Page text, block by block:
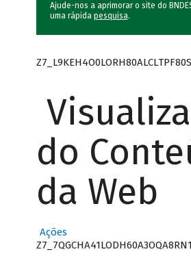
Ajude-nos a aprimorar o site do
uma rápida pesquisa.
do
da Web
Ações